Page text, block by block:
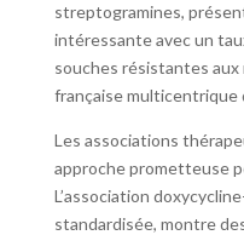
streptogramines,
intéressante avec un
souches résistantes aux
française multicentrique
Les associations
approche prometteuse
L’association
standardisée, montre